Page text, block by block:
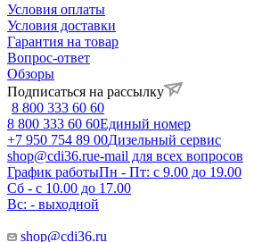
Условия оплаты
Условия доставки
Гарантия на товар
Вопрос-ответ
Обзоры
Подписаться на рассылку
8 800 333 60 60
8 800 333 60 60Единый номер
+7 950 754 89 00Дизельный сервис
shop@cdi36.rue-mail для всех вопросов
График работыПн - Пт: с 9.00 до 19.00
Сб - с 10.00 до 17.00
Вс: - выходной
shop@cdi36.ru